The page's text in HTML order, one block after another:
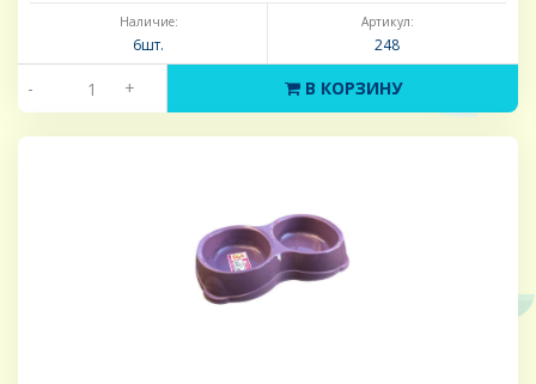
Наличие:
6шт.
Артикул:
248
- + В КОРЗИНУ